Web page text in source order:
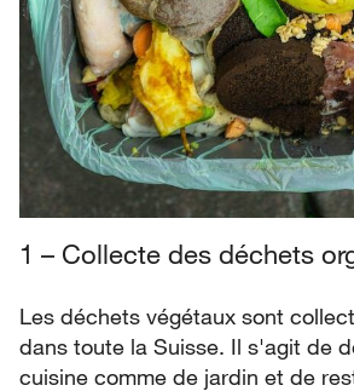
1 – Collecte des déchets
Les déchets végétaux sont
dans toute la Suisse. Il s'agit de
cuisine comme de jardin et de